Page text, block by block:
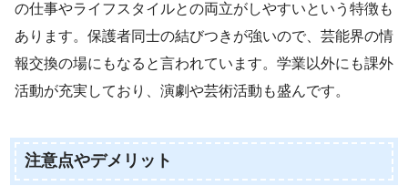
の仕事やライフスタイルとの両立がしやすいという特徴も
あります。保護者同士の結びつきが強いので、芸能界の情
報交換の場にもなると言われています。学業以外にも課外
活動が充実しており、演劇や芸術活動も盛んです。
注意点やデメリット